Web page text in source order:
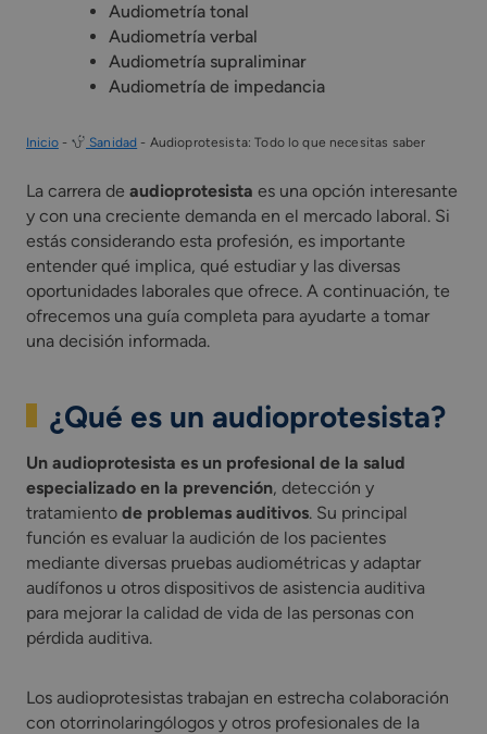
Audiometría tonal
Audiometría verbal
Audiometría supraliminar
Audiometría de impedancia
Inicio- Sanidad - Audioprotesista: Todo lo que necesitas saber
La carrera de audioprotesista es una opción interesante
y con una creciente demanda en el mercado laboral. Si
estás considerando esta profesión, es importante
entender qué implica, qué estudiar y las diversas
oportunidades laborales que ofrece. A continuación, te
ofrecemos una guía completa para ayudarte a tomar
una decisión informada.
¿Qué es un audioprotesista?
Un audioprotesista es un profesional de la salud
especializado en la prevención, detección y
tratamiento de problemas auditivos. Su principal
función es evaluar la audición de los pacientes
mediante diversas pruebas audiométricas y adaptar
audífonos u otros dispositivos de asistencia auditiva
para mejorar la calidad de vida de las personas con
pérdida auditiva.
Los audioprotesistas trabajan en estrecha colaboración
con otorrinolaringólogos y otros profesionales de la